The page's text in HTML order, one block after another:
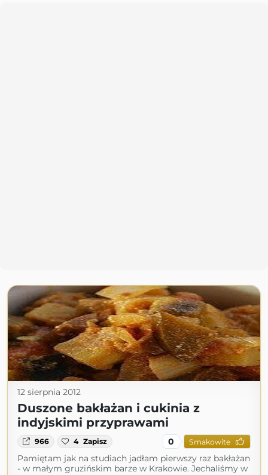
12 sierpnia 2012
Duszone bakłażan i cukinia z
indyjskimi przyprawami
966 4 Zapisz 0 Smakowite
Pamiętam jak na studiach jadłam pierwszy raz bakłażan
- w małym gruzińskim barze w Krakowie. Jechaliśmy w